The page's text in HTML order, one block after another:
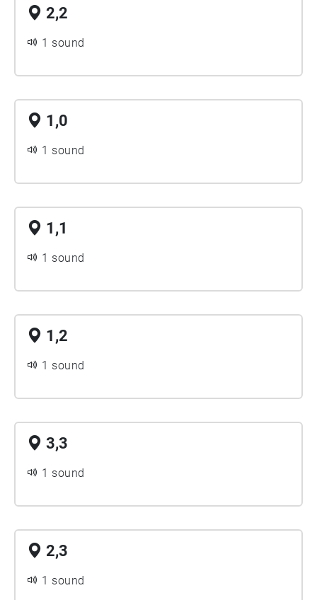
2,2
1 sound
1,0
1 sound
1,1
1 sound
1,2
1 sound
3,3
1 sound
2,3
1 sound